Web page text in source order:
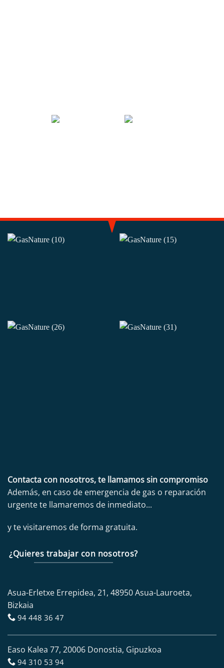
Contacta con nosotros, te llamamos sin compromiso
Además, en caso de emergencia de gas o reparación
urgente te llamaremos de inmediato...
y te visitaremos de forma gratuita.
¿Quieres trabajar con nosotros?
Asua-Erletxe Errepidea, 21, 48950 Asua-Lauroeta,
Bizkaia
94 448 36 47
Easo Kalea 77, 20006 Donostia, Gipuzkoa
94 310 53 94